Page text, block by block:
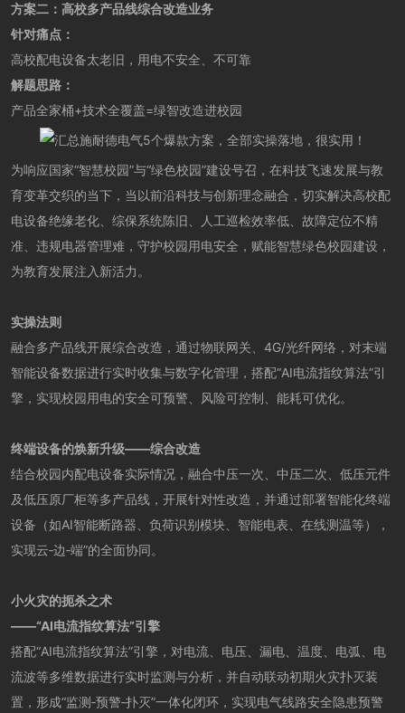
方案二： 高校多产品线综合改造业务
针对痛点：
高校配电设备太老旧，用电不安全、不可靠
解题思路：
产品全家桶+技术全覆盖=绿智改造进校园
为响应国家“智慧校园”与“绿色校园”建设号召，在科技飞速发展与教
育变革交织的当下，当以前沿科技与创新理念融合，切实解决高校配
电设备绝缘老化、综保系统陈旧、人工巡检效率低、故障定位不精
准、违规电器管理难，守护校园用电安全，赋能智慧绿色校园建设，
为教育发展注入新活力。
实操法则
融合多产品线开展综合改造，通过物联网关、4G/光纤网络，对末端
智能设备数据进行实时收集与数字化管理，搭配“AI电流指纹算法”引
擎，实现校园用电的安全可预警、风险可控制、能耗可优化。
终端设备的焕新升级——综合改造
结合校园内配电设备实际情况，融合中压一次、中压二次、低压元件
及低压原厂柜等多产品线，开展针对性改造，并通过部署智能化终端
设备（如AI智能断路器、负荷识别模块、智能电表、在线测温等），
实现云‑边‑端”的全面协同。
小火灾的扼杀之术
——“AI电流指纹算法”引擎
搭配“AI电流指纹算法”引擎，对电流、电压、漏电、温度、电弧、电
流波等多维数据进行实时监测与分析，并自动联动初期火灾扑灭装
置，形成“监测‑预警‑扑灭”一体化闭环，实现电气线路安全隐患预警